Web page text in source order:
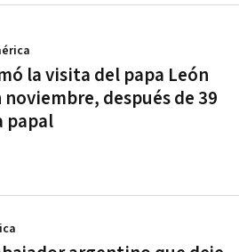
la visita del papa León
después de 39
papal